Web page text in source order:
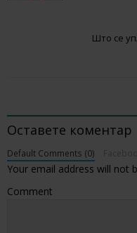
Што се
Оставете коментар
Default Comments (0)
Your email address will not
Comment